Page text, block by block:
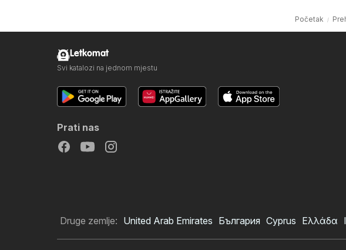
Početak
Letkomat
Svi katalozi na jednom mjestu
Prati nas
Druge zemlje: United Arab Emirates България Cyprus Ελλάδα